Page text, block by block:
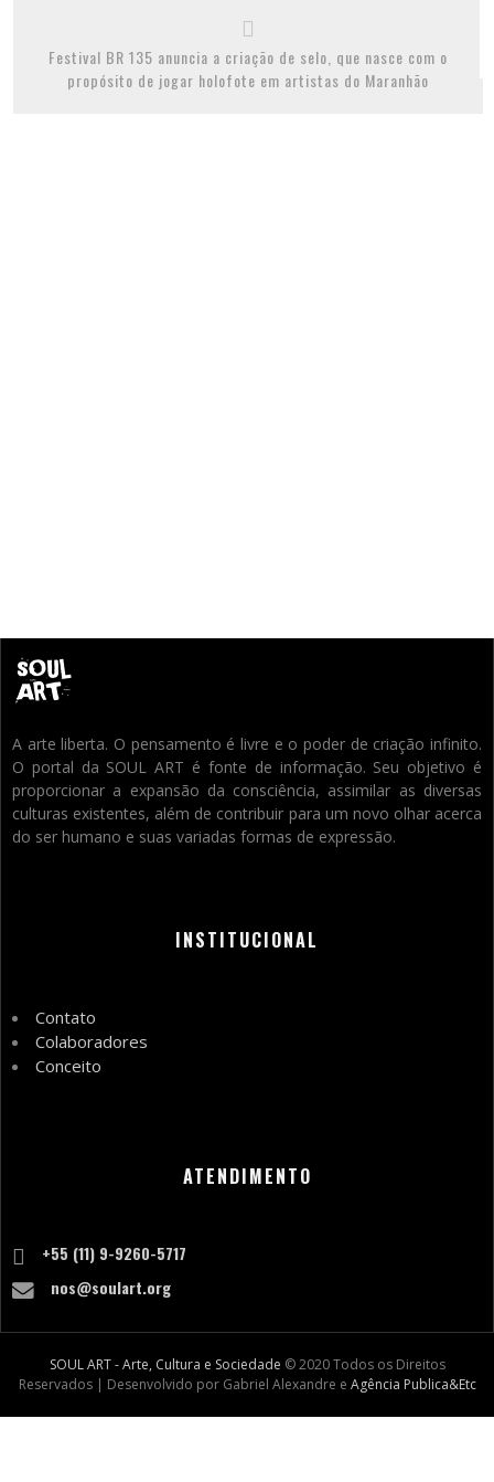
Festival BR 135 anuncia a criação de selo, que nasce com o
propósito de jogar holofote em artistas do Maranhão
A arte liberta. O pensamento é livre e o poder de criação infinito.
O portal da SOUL ART é fonte de informação. Seu objetivo é
proporcionar a expansão da consciência, assimilar as diversas
culturas existentes, além de contribuir para um novo olhar acerca
do ser humano e suas variadas formas de expressão.
INSTITUCIONAL
Contato
Colaboradores
Conceito
ATENDIMENTO
+55 (11) 9-9260-5717
nos@soulart.org
SOUL ART - Arte, Cultura e Sociedade © 2020 Todos os Direitos
Reservados | Desenvolvido por Gabriel Alexandre e Agência Publica&Etc